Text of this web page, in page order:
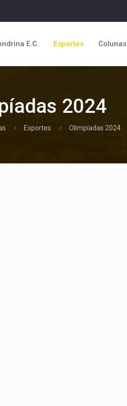
E.C. Esportes Colunas
2024
Esportes Olimpíadas 2024